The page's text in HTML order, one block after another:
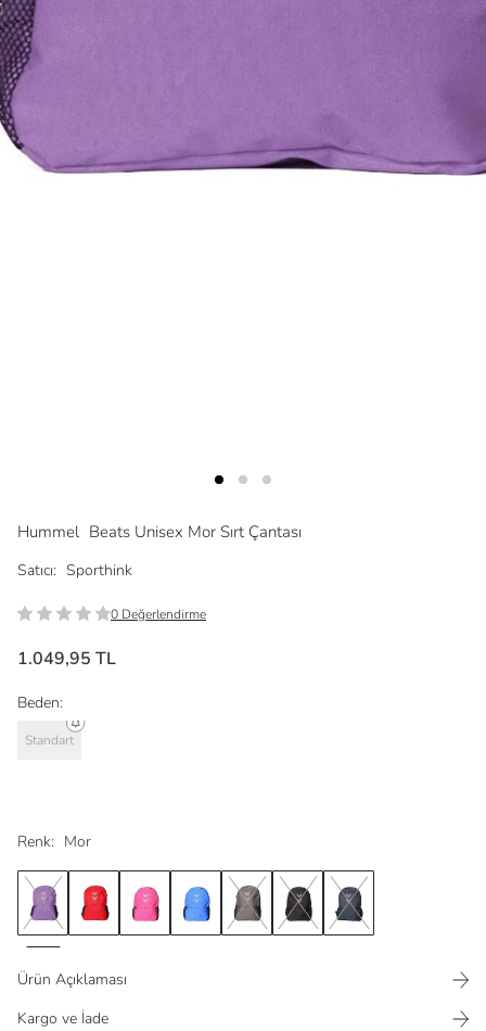
Hummel Beats Unisex Mor Sırt Çantası
Satıcı: Sporthink
0 Değerlendirme
1.049,95 TL
Renk: Mor
Beden:
Standart
Ürün Açıklaması
Kargo ve İade